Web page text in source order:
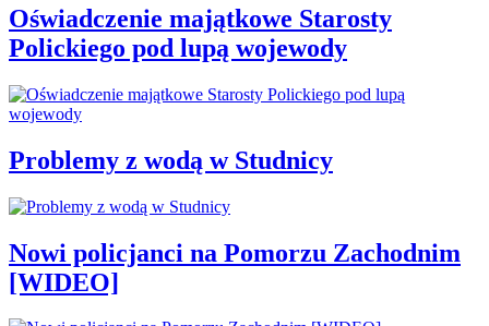
Oświadczenie majątkowe Starosty
Polickiego pod lupą wojewody
Problemy z wodą w Studnicy
Nowi policjanci na Pomorzu Zachodnim
[WIDEO]